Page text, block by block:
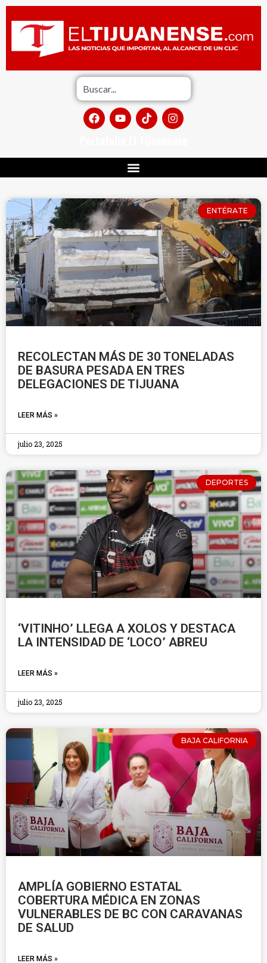
ENTÉRATE
RECOLECTAN MÁS DE 30 TONELADAS
DE BASURA PESADA EN TRES
DELEGACIONES DE TIJUANA
LEER MÁS »
julio 23, 2025
DEPORTES
‘VITINHO’ LLEGA A XOLOS Y DESTACA
LA INTENSIDAD DE ‘LOCO’ ABREU
LEER MÁS »
julio 23, 2025
BAJA CALIFORNIA
AMPLÍA GOBIERNO ESTATAL
COBERTURA MÉDICA EN ZONAS
VULNERABLES DE BC CON CARAVANAS
DE SALUD
LEER MÁS »